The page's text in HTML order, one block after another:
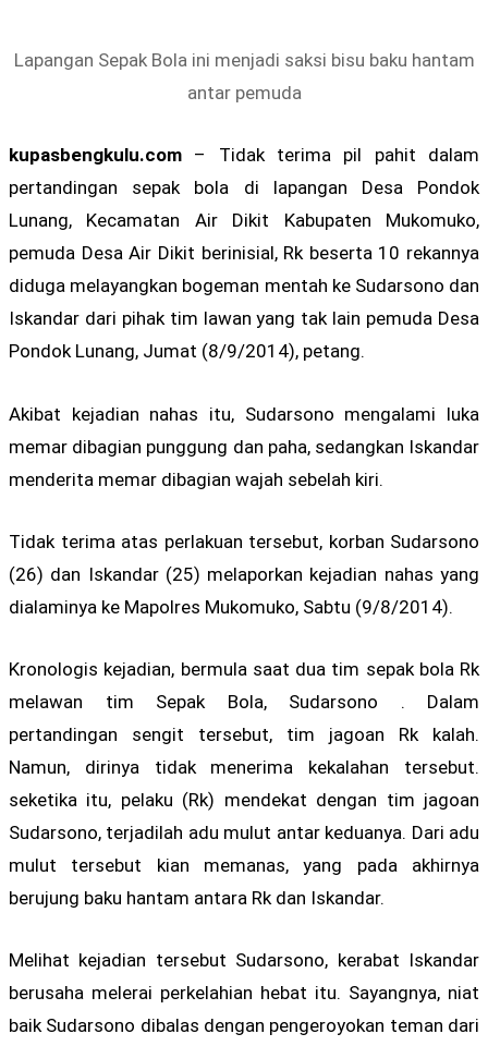
Lapangan Sepak Bola ini menjadi saksi bisu baku hantam
antar pemuda
kupasbengkulu.com – Tidak terima pil pahit dalam
pertandingan sepak bola di lapangan Desa Pondok
Lunang, Kecamatan Air Dikit Kabupaten Mukomuko,
pemuda Desa Air Dikit berinisial, Rk beserta 10 rekannya
diduga melayangkan bogeman mentah ke Sudarsono dan
Iskandar dari pihak tim lawan yang tak lain pemuda Desa
Pondok Lunang, Jumat (8/9/2014), petang.
Akibat kejadian nahas itu, Sudarsono mengalami luka
memar dibagian punggung dan paha, sedangkan Iskandar
menderita memar dibagian wajah sebelah kiri.
Tidak terima atas perlakuan tersebut, korban Sudarsono
(26) dan Iskandar (25) melaporkan kejadian nahas yang
dialaminya ke Mapolres Mukomuko, Sabtu (9/8/2014).
Kronologis kejadian, bermula saat dua tim sepak bola Rk
melawan tim Sepak Bola, Sudarsono . Dalam
pertandingan sengit tersebut, tim jagoan Rk kalah.
Namun, dirinya tidak menerima kekalahan tersebut.
seketika itu, pelaku (Rk) mendekat dengan tim jagoan
Sudarsono, terjadilah adu mulut antar keduanya. Dari adu
mulut tersebut kian memanas, yang pada akhirnya
berujung baku hantam antara Rk dan Iskandar.
Melihat kejadian tersebut Sudarsono, kerabat Iskandar
berusaha melerai perkelahian hebat itu. Sayangnya, niat
baik Sudarsono dibalas dengan pengeroyokan teman dari